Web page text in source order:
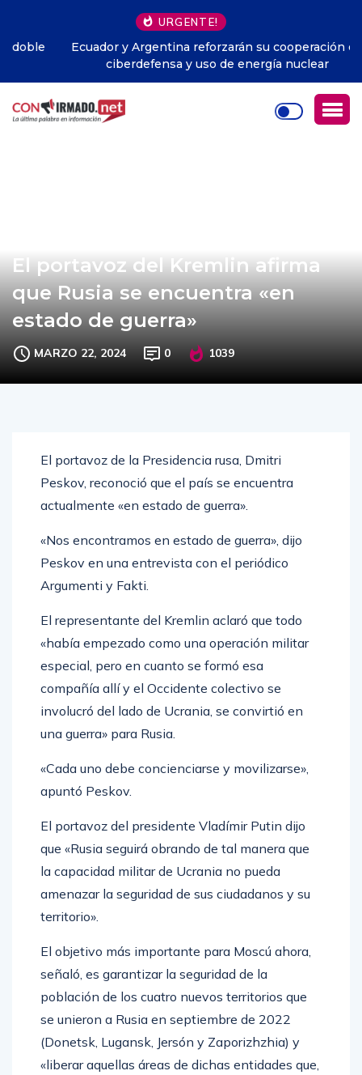
URGENTE!
Ecuador y Argentina reforzarán su cooperación en
ciberdefensa y uso de energía nuclear
El portavoz del Kremlin afirma
que Rusia se encuentra «en
estado de guerra»
MARZO 22, 2024 0 1039
El portavoz de la Presidencia rusa, Dmitri
Peskov, reconoció que el país se encuentra
actualmente «en estado de guerra».
«Nos encontramos en estado de guerra», dijo
Peskov en una entrevista con el periódico
Argumenti y Fakti.
El representante del Kremlin aclaró que todo
«había empezado como una operación militar
especial, pero en cuanto se formó esa
compañía allí y el Occidente colectivo se
involucró del lado de Ucrania, se convirtió en
una guerra» para Rusia.
«Cada uno debe concienciarse y movilizarse»,
apuntó Peskov.
El portavoz del presidente Vladímir Putin dijo
que «Rusia seguirá obrando de tal manera que
la capacidad militar de Ucrania no pueda
amenazar la seguridad de sus ciudadanos y su
territorio».
El objetivo más importante para Moscú ahora,
señaló, es garantizar la seguridad de la
población de los cuatro nuevos territorios que
se unieron a Rusia en septiembre de 2022
(Donetsk, Lugansk, Jersón y Zaporizhzhia) y
«liberar aquellas áreas de dichas entidades que,